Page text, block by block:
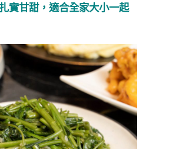
實甘甜，適合全家大小一起